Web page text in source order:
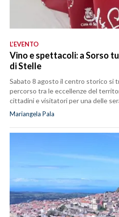
L’EVENTO
Vino e spettacoli: a Sorso
di Stelle
Sabato 8 agosto il centro storico si
percorso tra le eccellenze del
cittadini e visitatori per una delle
Mariangela Pala